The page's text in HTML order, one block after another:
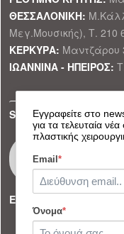
ΘΕΣΣΑΛΟΝΙΚΗ:
Μεγ.Μουσικής), Τ. 210
ΚΕΡΚΥΡΑ: Μαντζάρου
ΙΩΑΝΝΙΝΑ - ΗΠΕΙΡΟΣ:
Εγγραφείτε στο
για τα τελευταία
πλαστικής
Email *
Όνομα*
SOCIAL MEDIA
ΕΠΙΚΟΙΝΩΝΗΣΤΕ